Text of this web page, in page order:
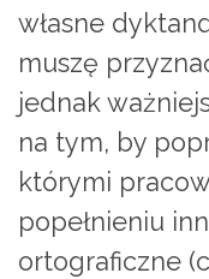
własne
muszę
jednak
na tym, by
którymi
popełnieniu
ortograficzne